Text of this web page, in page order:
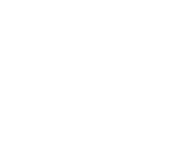
台灣學生認
竟大自然中
勞動力和科
存於自然，才
的資本，全球